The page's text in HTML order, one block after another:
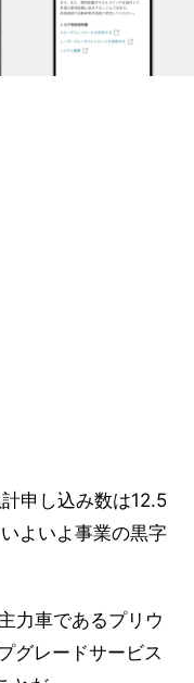
申し込み数は12.5
よいよ事業の黒字
力車であるプリウ
グレードサービス